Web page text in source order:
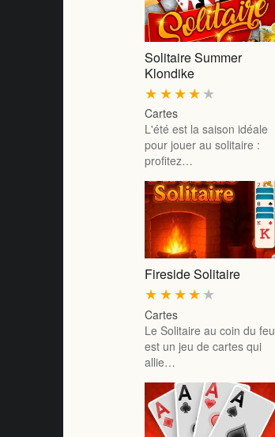
Solitaire Summer
Klondike
★
★
★
★
★
Cartes
L'été est la saison idéale
pour jouer au solitaire :
profitez…
Fireside Solitaire
★
★
★
★
★
Cartes
Le Solitaire au coin du feu
est un jeu de cartes qui
allie…